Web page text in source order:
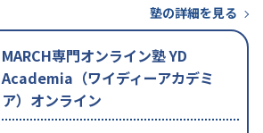
塾の詳細を見る
MARCH専門オンライン塾 YD
Academia（ワイディーアカデミ
ア）オンライン